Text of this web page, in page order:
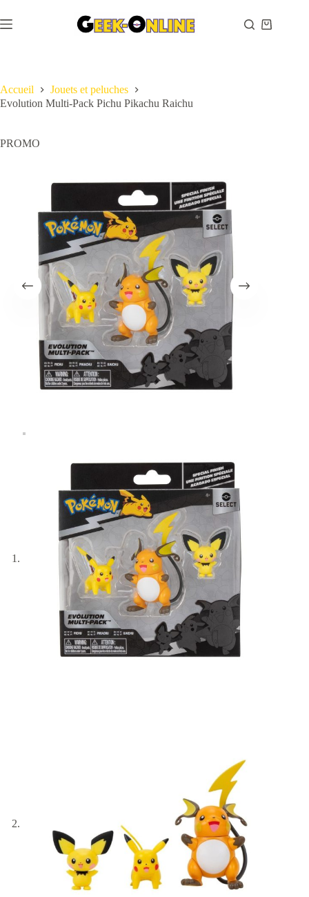
au
contenu
Panier
Accueil
Jouets et peluches
Evolution Multi-Pack Pichu Pikachu Raichu
PROMO